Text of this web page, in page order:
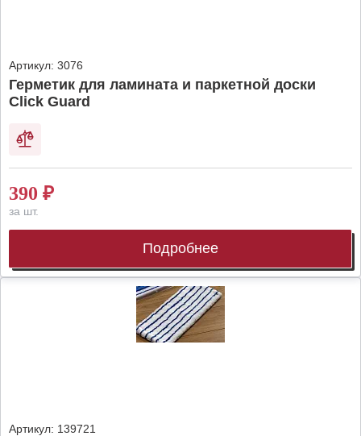
Артикул: 3076
Герметик для ламината и паркетной доски
Click Guard
390 ₽
за шт.
Подробнее
Артикул: 139721